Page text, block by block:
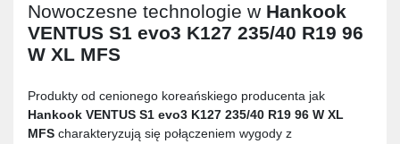
Nowoczesne technologie w Hankook
VENTUS S1 evo3 K127 235/40 R19 96
W XL MFS
Produkty od cenionego koreańskiego producenta jak
Hankook VENTUS S1 evo3 K127 235/40 R19 96 W XL
MFS charakteryzują się połączeniem wygody z